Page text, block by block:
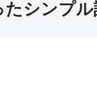
シンプル